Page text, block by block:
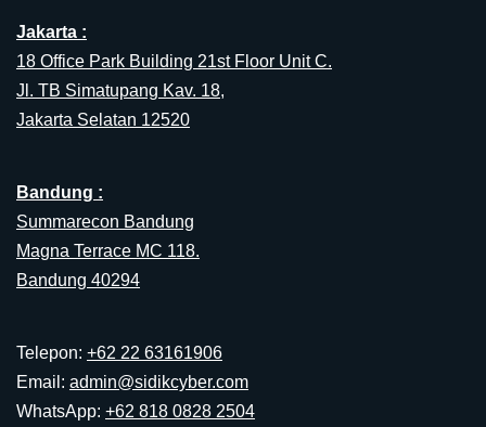
Jakarta :
18 Office Park Building 21st Floor Unit C.
Jl. TB Simatupang Kav. 18,
Jakarta Selatan 12520
Bandung :
Summarecon Bandung
Magna Terrace MC 118.
Bandung 40294
Telepon: +62 22 63161906
Email: admin@sidikcyber.com
WhatsApp: +62 818 0828 2504